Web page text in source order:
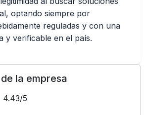
optando siempre por
reguladas y con una
y verificable en el país.
la empresa
4.43/5